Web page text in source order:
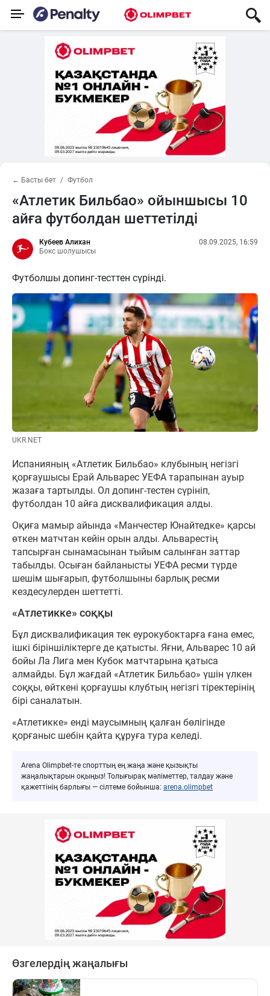
← Басты бет Футбол
«Атлетик Бильбао» ойыншысы 10
айға футболдан шеттетілді
Кубеев Алихан
Бокс шолушысы
08.09.2025, 16:59
Футболшы допинг-тесттен сүрінді.
UKR.NET
Испанияның «Атлетик Бильбао» клубының негізгі
қорғаушысы Ерай Альварес УЕФА тарапынан ауыр
жазаға тартылды. Ол допинг-тестен сүрініп,
футболдан 10 айға дисквалификация алды.
Оқиға мамыр айында «Манчестер Юнайтедке» қарсы
өткен матчтан кейін орын алды. Альварестің
тапсырған сынамасынан тыйым салынған заттар
табылды. Осыған байланысты УЕФА ресми түрде
шешім шығарып, футболшыны барлық ресми
кездесулерден шеттетті.
«Атлетикке» соққы
Бұл дисквалификация тек еурокубоктарға ғана емес,
ішкі біріншіліктерге де қатысты. Яғни, Альварес 10 ай
бойы Ла Лига мен Кубок матчтарына қатыса
алмайды. Бұл жағдай «Атлетик Бильбао» үшін үлкен
соққы, өйткені қорғаушы клубтың негізгі тіректерінің
бірі саналатын.
«Атлетикке» енді маусымның қалған бөлігінде
қорғаныс шебін қайта құруға тура келеді.
Arena Olimpbet-те спорттың ең жаңа және қызықты
жаңалықтарын оқыңыз! Толығырақ мәліметтер, талдау және
қажеттінің барлығы — сілтеме бойынша: arena.olimpbet